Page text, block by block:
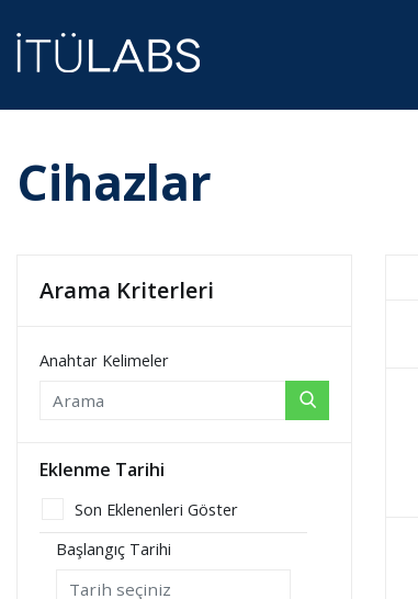
Cihazlar
Arama Kriterleri
Anahtar Kelimeler
Eklenme Tarihi
Son Eklenenleri Göster
Başlangıç Tarihi